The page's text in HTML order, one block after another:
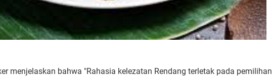
menjelaskan bahwa "Rahasia kelezatan Rendang terletak pada pemilihan